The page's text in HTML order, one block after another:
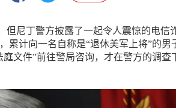
但尼丁警方披露了一起令人震惊的电信
累计向一名自称是“退休美军上将”的男
文件”前往警局咨询，才在警方的调查